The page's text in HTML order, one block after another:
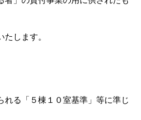
します。
れる「５棟１０室基準」等に準じ